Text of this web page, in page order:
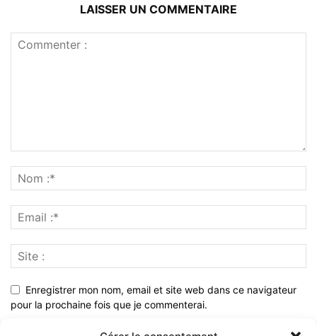
LAISSER UN COMMENTAIRE
Enregistrer mon nom, email et site web dans ce navigateur
pour la prochaine fois que je commenterai.